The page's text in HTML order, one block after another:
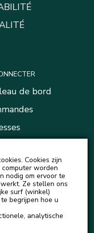
de bord
portefeuille
details
Cookies zijn
worden
nodig om ervoor te
Ze stellen ons
surf (winkel)
begrijpen hoe u
analytische